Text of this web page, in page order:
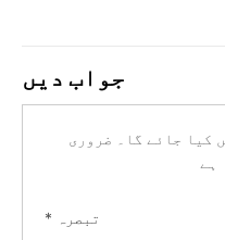
جواب دیں
کیا جائے گا۔
ضروری
ہے
تبصرہ *